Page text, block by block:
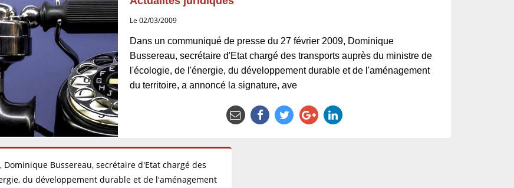
Le 02/03/2009
Dans un communiqué de presse du 27 février 2009, Dominique
Bussereau, secrétaire d'Etat chargé des transports auprès du ministre de
l'écologie, de l'énergie, du développement durable et de l'aménagement
du territoire, a annoncé la signature, ave
Bussereau, secrétaire d'Etat chargé des
du développement durable et de l'aménagement